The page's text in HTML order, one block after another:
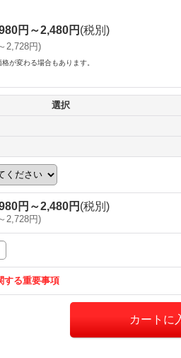
円～2,480円 (税別)
2,728円)
が変わる場合もあります。
選択
円～2,480円 (税別)
2,728円)
する重要事項